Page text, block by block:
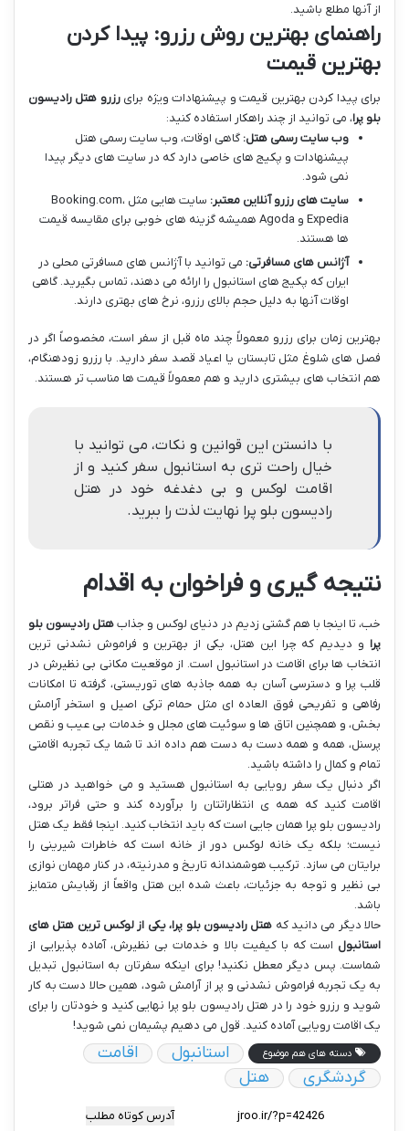
از آنها مطلع باشید.
راهنمای بهترین روش رزرو: پیدا کردن
بهترین قیمت
برای پیدا کردن بهترین قیمت و پیشنهادات ویژه برایرزرو هتل رادیسون
بلو پرا، می توانید از چند راهکار استفاده کنید:
وب سایت رسمی هتل: گاهی اوقات، وب سایت رسمی هتل
پیشنهادات و پکیج های خاصی دارد که در سایت های دیگر پیدا
نمی شود.
سایت های رزرو آنلاین معتبر:
سایت هایی مثل Booking.com،
Expedia و Agoda همیشه گزینه های خوبی برای مقایسه قیمت
ها هستند.
آژانس های مسافرتی: می توانید با آژانس های مسافرتی محلی در
ایران که پکیج های استانبول را ارائه می دهند، تماس بگیرید. گاهی
اوقات آنها به دلیل حجم بالای رزرو، نرخ های بهتری دارند.
بهترین زمان برای رزرو معمولاً چند ماه قبل از سفر است، مخصوصاً اگر در
فصل های شلوغ مثل تابستان یا اعیاد قصد سفر دارید. با رزرو زودهنگام،
هم انتخاب های بیشتری دارید و هم معمولاً قیمت ها مناسب تر هستند.
با دانستن این قوانین و نکات، می توانید با
خیال راحت تری به استانبول سفر کنید و از
اقامت لوکس و بی دغدغه خود در هتل
رادیسون بلو پرا نهایت لذت را ببرید.
نتیجه گیری و فراخوان به اقدام
خب، تا اینجا با هم گشتی زدیم در دنیای لوکس و جذابهتل رادیسون بلو
پرا و دیدیم که چرا این هتل، یکی از بهترین و فراموش نشدنی ترین
انتخاب ها برای اقامت در استانبول است. از موقعیت مکانی بی نظیرش در
قلب پرا و دسترسی آسان به همه جاذبه های توریستی، گرفته تا امکانات
رفاهی و تفریحی فوق العاده ای مثل حمام ترکی اصیل و استخر آرامش
بخش، و همچنین اتاق ها و سوئیت های مجلل و خدمات بی عیب و نقص
پرسنل، همه و همه دست به دست هم داده اند تا شما یک تجربه اقامتی
تمام و کمال را داشته باشید.
اگر دنبال یک سفر رویایی به استانبول هستید و می خواهید در هتلی
اقامت کنید که همه ی انتظاراتتان را برآورده کند و حتی فراتر برود،
رادیسون بلو پرا همان جایی است که باید انتخاب کنید. اینجا فقط یک هتل
نیست؛ بلکه یک خانه لوکس دور از خانه است که خاطرات شیرینی را
برایتان می سازد. ترکیب هوشمندانه تاریخ و مدرنیته، در کنار مهمان نوازی
بی نظیر و توجه به جزئیات، باعث شده این هتل واقعاً از رقبایش متمایز
باشد.
حالا دیگر می دانید که هتل رادیسون بلو پرا، یکی از لوکس ترین هتل های
استانبول است که با کیفیت بالا و خدمات بی نظیرش، آماده پذیرایی از
شماست. پس دیگر معطل نکنید! برای اینکه سفرتان به استانبول تبدیل
به یک تجربه فراموش نشدنی و پر از آرامش شود، همین حالا دست به کار
شوید و رزرو خود را در هتل رادیسون بلو پرا نهایی کنید و خودتان را برای
یک اقامت رویایی آماده کنید. قول می دهیم پشیمان نمی شوید!
دسته های هم موضوع استانبول
اقامت
گردشگری
هتل
آدرس کوتاه مطلب